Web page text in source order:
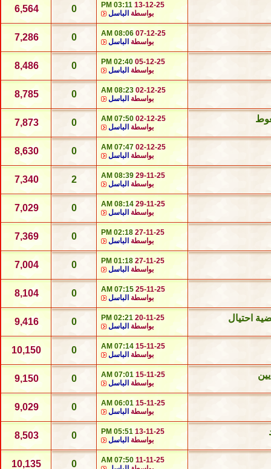
13-12-25
03:11 PM
بواسطة الباسل 0
6,564
07-12-25
08:06 AM
بواسطة الباسل 0
7,286
05-12-25
02:40 PM
بواسطة الباسل 0
8,486
02-12-25
08:23 AM
بواسطة الباسل 0
8,785
02-12-25
07:50 AM
بواسطة الباسل 0
7,873
02-12-25
07:47 AM
بواسطة الباسل 0
8,630
29-11-25
08:39 AM
بواسطة الباسل 2
7,340
29-11-25
08:14 AM
بواسطة الباسل 0
7,029
27-11-25
02:18 PM
بواسطة الباسل 0
7,369
27-11-25
01:18 PM
بواسطة الباسل 0
7,004
25-11-25
07:15 AM
بواسطة الباسل 0
8,104
20-11-25
02:21 PM
بواسطة الباسل 0
9,416
15-11-25
07:14 AM
بواسطة الباسل 0
10,150
15-11-25
07:01 AM
بواسطة الباسل 0
9,150
15-11-25
06:01 AM
بواسطة الباسل 0
9,029
13-11-25
05:51 PM
بواسطة الباسل 0
8,503
11-11-25
07:50 AM
0
10,135